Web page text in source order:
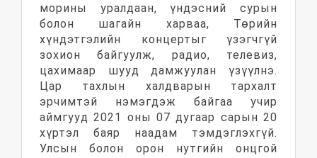
морины уралдаан, үндэсний сурын
болон шагайн харваа, Төрийн
хүндэтгэлийн концертыг үзэгчгүй
зохион байгуулж, радио, телевиз,
цахимаар шууд дамжуулан үзүүлнэ.
Цар тахлын халдварын тархалт
эрчимтэй нэмэгдэж байгаа учир
аймгууд 2021 оны 07 дугаар сарын 20
хүртэл баяр наадам тэмдэглэхгүй.
Улсын болон орон нутгийн онцгой